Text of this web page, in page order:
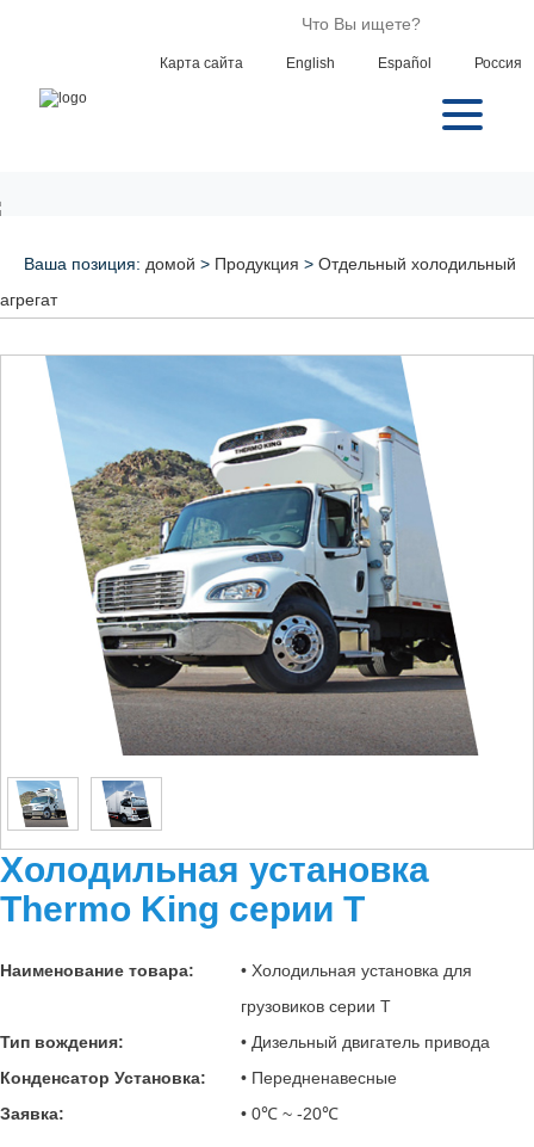
Карта сайта English Español Россия
Ваша позиция: домой > Продукция > Отдельный холодильный
агрегат
Холодильная установка
Thermo King серии T
Наименование товара:
• Холодильная установка для
грузовиков серии T
Тип вождения:
• Дизельный двигатель привода
Конденсатор Установка:
• Передненавесные
Заявка:
• 0℃ ~ -20℃